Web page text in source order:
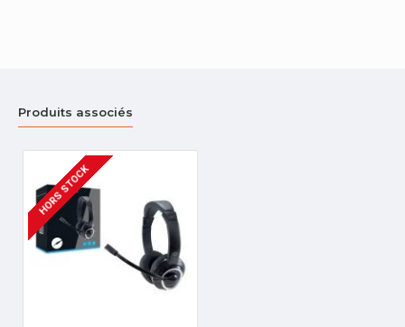
représentation / réalisation
Type de microphone
Design
Code du système harmonisé
Produits associés
HORS STOCK